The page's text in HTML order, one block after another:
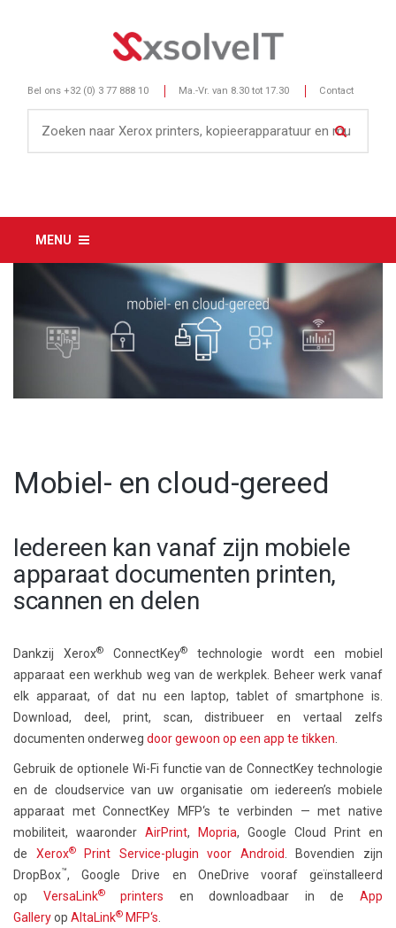
Bel ons +32 (0) 3 77 888 10 Ma.-Vr. van 8.30 tot 17.30 Contact
MENU
Mobiel- en cloud-gereed
Iedereen kan vanaf zijn mobiele
apparaat documenten printen,
scannen en delen
Dankzij Xerox®ConnectKey®technologie wordt een mobiel
apparaat een werkhub weg van de werkplek. Beheer werk vanaf
elk apparaat, of dat nu een laptop, tablet of smartphone is.
Download, deel, print, scan, distribueer en vertaal zelfs
documenten onderweg door gewoon op een app te tikken
Gebruik de optionele Wi-Fi functie van de ConnectKey technologie
en de cloudservice van uw organisatie om iedereen’s mobiele
apparaat met ConnectKey MFP‘s te verbinden — met native
mobiliteit, waaronder AirPrint, Mopria, Google Cloud Print en
de Xerox®Print Service-plugin voor Android
. Bovendien zijn
DropBox™, Google Drive en OneDrive vooraf geïnstalleerd
op VersaLink®printers en downloadbaar in deApp
Galleryop AltaLink® MFP‘s